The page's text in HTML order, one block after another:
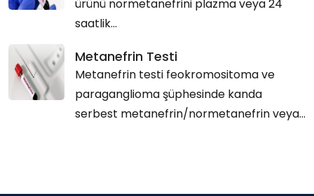
ürünü normetanefrini plazma veya 24
saatlik...
Metanefrin Testi
Metanefrin testi feokromositoma ve
paraganglioma şüphesinde kanda
serbest metanefrin/normetanefrin veya...